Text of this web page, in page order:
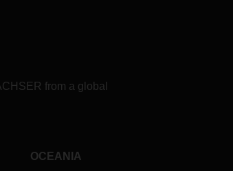
from a global
OCEANIA